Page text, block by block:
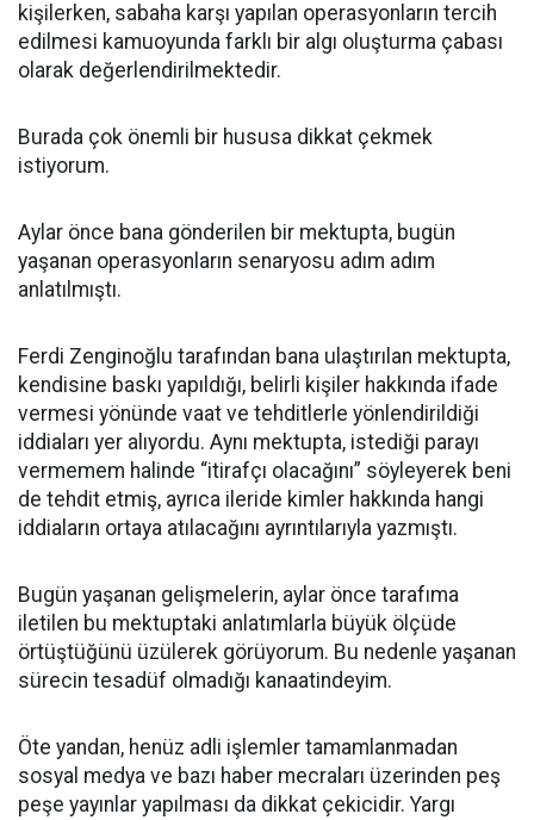
kişilerken, sabaha karşı yapılan operasyonların tercih
edilmesi kamuoyunda farklı bir algı oluşturma çabası
olarak değerlendirilmektedir.
Burada çok önemli bir hususa dikkat çekmek
istiyorum.
Aylar önce bana gönderilen bir mektupta, bugün
yaşanan operasyonların senaryosu adım adım
anlatılmıştı.
Ferdi Zenginoğlu tarafından bana ulaştırılan mektupta,
kendisine baskı yapıldığı, belirli kişiler hakkında ifade
vermesi yönünde vaat ve tehditlerle yönlendirildiği
iddiaları yer alıyordu. Aynı mektupta, istediği parayı
vermemem halinde “itirafçı olacağını” söyleyerek beni
de tehdit etmiş, ayrıca ileride kimler hakkında hangi
iddiaların ortaya atılacağını ayrıntılarıyla yazmıştı.
Bugün yaşanan gelişmelerin, aylar önce tarafıma
iletilen bu mektuptaki anlatımlarla büyük ölçüde
örtüştüğünü üzülerek görüyorum. Bu nedenle yaşanan
sürecin tesadüf olmadığı kanaatindeyim.
Öte yandan, henüz adli işlemler tamamlanmadan
sosyal medya ve bazı haber mecraları üzerinden peş
peşe yayınlar yapılması da dikkat çekicidir. Yargı